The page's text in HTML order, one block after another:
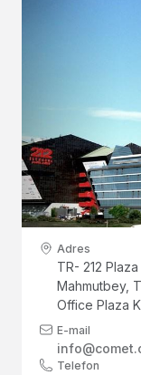
Adres
TR- 212
Mahmutbey,
Office Plaza
E-mail
Telefon